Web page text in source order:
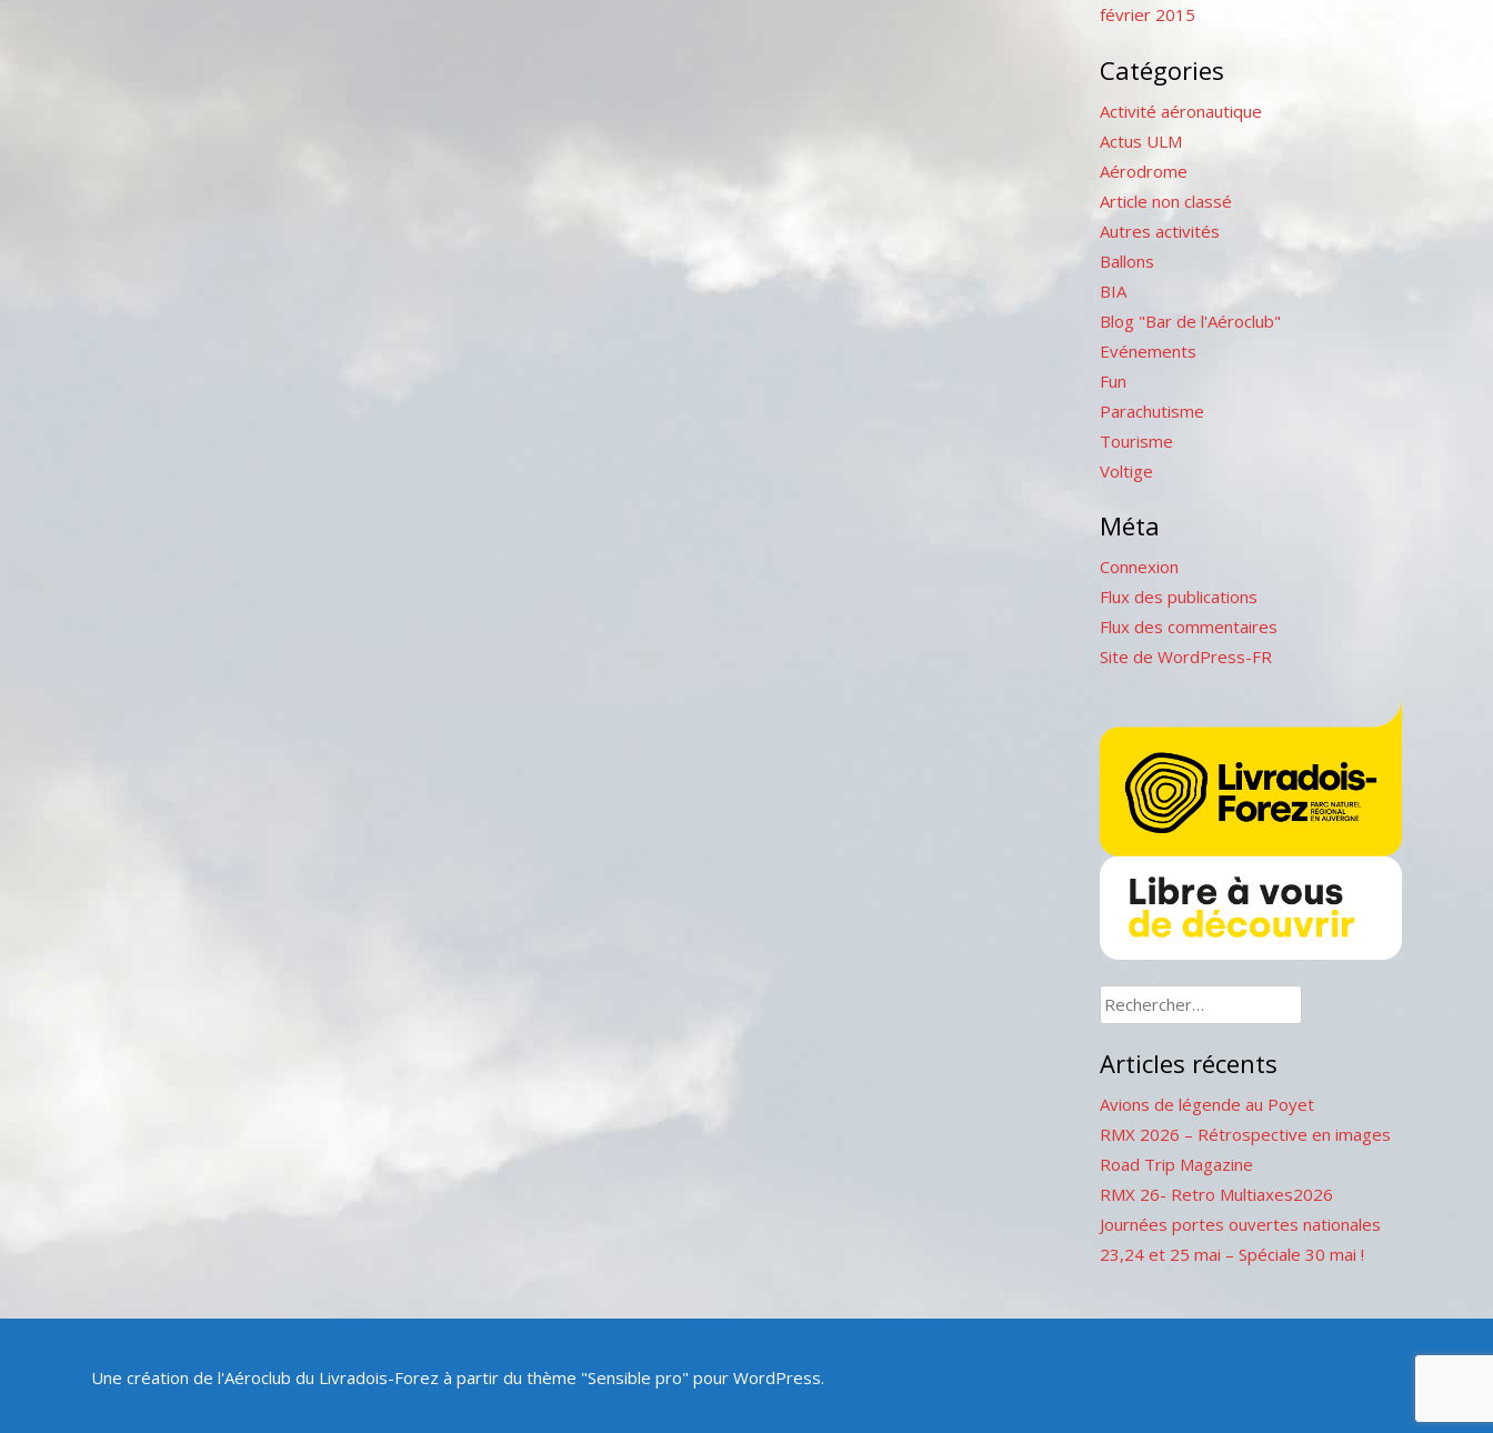
février 2015
Catégories
Activité aéronautique
Actus ULM
Aérodrome
Article non classé
Autres activités
Ballons
BIA
Blog "Bar de l'Aéroclub"
Evénements
Fun
Parachutisme
Tourisme
Voltige
Méta
Connexion
Flux des publications
Flux des commentaires
Site de WordPress-FR
Rechercher :
Articles récents
Avions de légende au Poyet
RMX 2026 – Rétrospective en images
Road Trip Magazine
RMX 26- Retro Multiaxes2026
Journées portes ouvertes nationales
23,24 et 25 mai – Spéciale 30 mai !
Une création de l'Aéroclub du Livradois-Forez à partir du thème "Sensible pro" pour WordPress.